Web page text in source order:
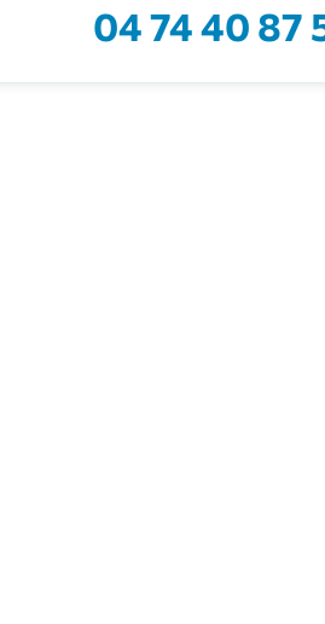
04 74 40 87